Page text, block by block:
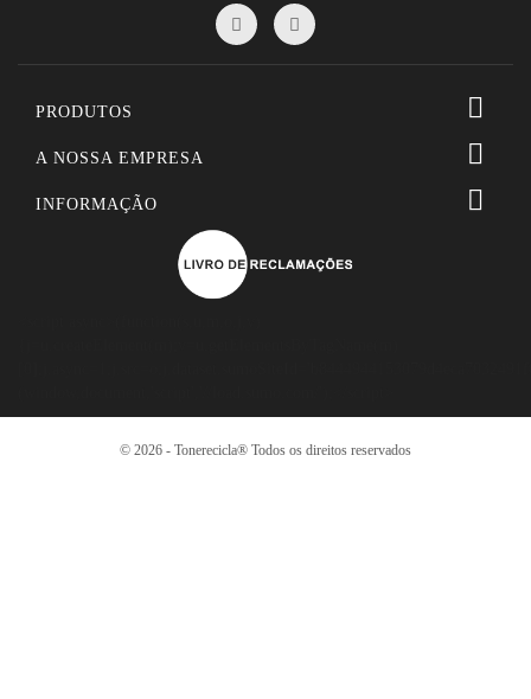
PRODUTOS 
A NOSSA EMPRESA 
INFORMAÇÃO 
© 2026 - Tonerecicla®️ Todos os direitos reservados